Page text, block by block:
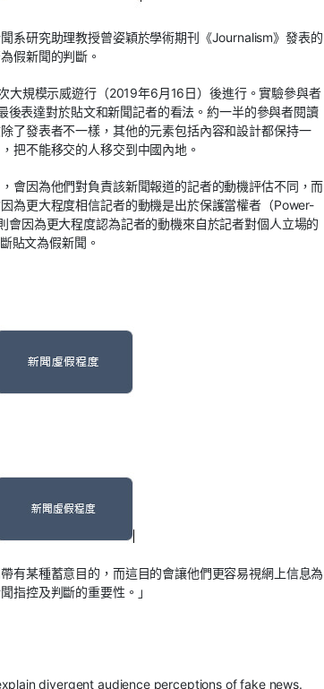
系研究助理教授曾姿穎於學術期刊《Journalism》發表的
假新聞的判斷。
大規模示威遊行（2019年6月16日）後進行。實驗參與者
表達對於貼文和新聞記者的看法。約一半的參與者閱讀
了發表者不一樣，其他的元素包括內容和設計都保持一
把不能移交的人移交到中國內地。
會因為他們對負責該新聞報道的記者的動機評估不同，而
為更大程度相信記者的動機是出於保護當權者（Power-
因為更大程度認為記者的動機來自於記者對個人立場的
貼文為假新聞。
有某種蓄意目的，而這目的會讓他們更容易視網上信息為
指控及判斷的重要性。」
divergent audience perceptions of fake news.